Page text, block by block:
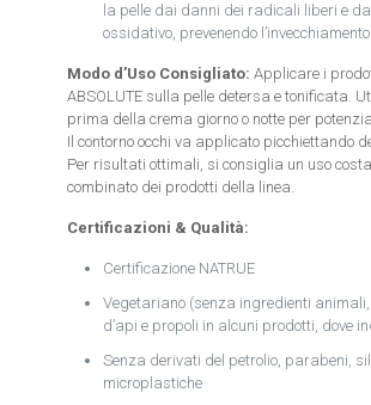
la pelle dai danni dei radicali liberi e
ossidativo, prevenendo
Modo d’Uso Consigliato: Applicare i
ABSOLUTE sulla pelle detersa e tonificata.
prima della crema giorno o notte per
Il contorno occhi va applicato picchiettando
Per risultati ottimali, si consiglia un uso
combinato dei prodotti della linea.
Certificazioni & Qualità:
Certificazione NATRUE
Vegetariano (senza ingredienti animali,
d’api e propoli in alcuni prodotti, dove
Senza derivati del petrolio, parabeni,
microplastiche